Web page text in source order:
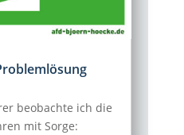
beobachte ich die
mit Sorge: